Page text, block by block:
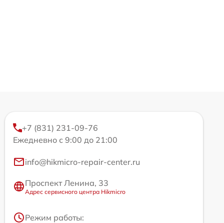
+7 (831) 231-09-76
Ежедневно с 9:00 до 21:00
info@hikmicro-repair-center.ru
Проспект Ленина, 33
Адрес сервисного центра Hikmicro
Режим работы: